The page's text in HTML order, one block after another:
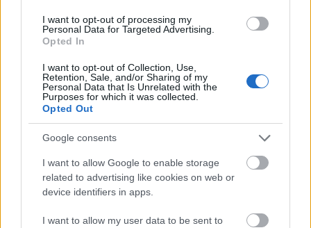
I want to opt-out of processing my
Personal Data for Targeted Advertising.
Opted In
I want to opt-out of Collection, Use,
Retention, Sale, and/or Sharing of my
Personal Data that Is Unrelated with the
Purposes for which it was collected.
Opted Out
Google consents
I want to allow Google to enable storage
related to advertising like cookies on web or
device identifiers in apps.
I want to allow my user data to be sent to
Amikor a diplomácia a bárpultnál
találkozik
• 2026. július 26.
Budapest is csatlakozik a Perui Pisco Világnap
nemzetközi ünnepléséhez
Amikor a diplomácia a bárpultnál találkozik,
egy estére Peru ízei, ...